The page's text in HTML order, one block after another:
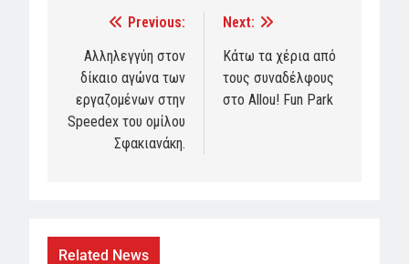
navigation
Previous:
Αλληλεγγύη στον
δίκαιο αγώνα των
εργαζομένων στην
Speedex του ομίλου
Σφακιανάκη.
Next:
Κάτω τα χέρια από
τους συναδέλφους
στο Allou! Fun Park
Related News